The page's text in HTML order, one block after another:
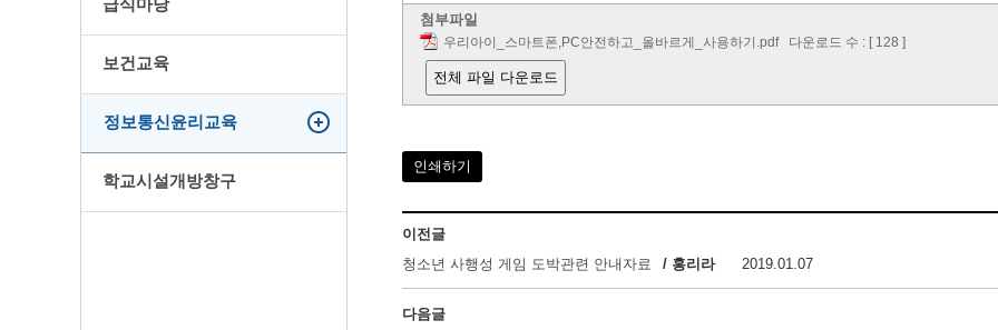
급식마당
보건교육
정보통신윤리교육
학교시설개방창구
첨부파일
우리아이_스마트폰,PC안전하고_올바르게_사용하기.pdf다운로드 수 : [ 128 ]
전체 파일 다운로드
인쇄하기
이전글
청소년 사행성 게임 도박관련 안내자료
/ 홍리라 2019.01.07
다음글